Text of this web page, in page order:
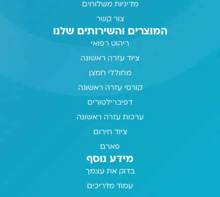
מדיניות משלוחים
צור קשר
המוצרים והשירותים שלנו
ריהוט רפואי
ציוד עזרה ראשונה
מחוללי חמצן
קורסי עזרה ראשונה
דפיברילטורים
ערכות עזרה ראשונה
ציוד חירום
פארם
מידע נוסף
בדוק את עצמך
עמוד מדריכים